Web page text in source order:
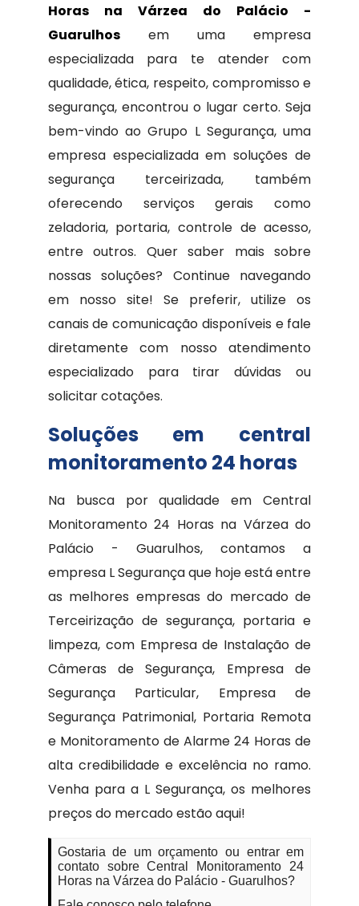
Horas na Várzea do Palácio -
Guarulhosem uma empresa
especializada para te atender com
qualidade, ética, respeito, compromisso e
segurança, encontrou o lugar certo. Seja
bem-vindo ao Grupo L Segurança, uma
empresa especializada em soluções de
segurança terceirizada, também
oferecendo serviços gerais como
zeladoria, portaria, controle de acesso,
entre outros. Quer saber mais sobre
nossas soluções? Continue navegando
em nosso site! Se preferir, utilize os
canais de comunicação disponíveis e fale
diretamente com nosso atendimento
especializado para tirar dúvidas ou
solicitar cotações.
Soluções em central
monitoramento 24 horas
Na busca por qualidade em Central
Monitoramento 24 Horas na Várzea do
Palácio - Guarulhos, contamos a
empresa L Segurança que hoje está entre
as melhores empresas do mercado de
Terceirização de segurança, portaria e
limpeza, com Empresa de Instalação de
Câmeras de Segurança, Empresa de
Segurança Particular, Empresa de
Segurança Patrimonial, Portaria Remota
e Monitoramento de Alarme 24 Horas de
alta credibilidade e excelência no ramo.
Venha para a L Segurança, os melhores
preços do mercado estão aqui!
Gostaria de um orçamento ou entrar em
contato sobre Central Monitoramento 24
Horas na Várzea do Palácio - Guarulhos?